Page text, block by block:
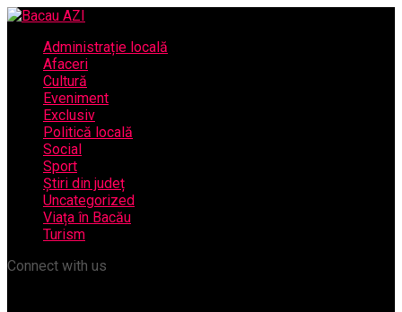
Administrație locală
Afaceri
Cultură
Eveniment
Exclusiv
Politică locală
Social
Sport
Știri din județ
Uncategorized
Viața în Bacău
Turism
Connect with us